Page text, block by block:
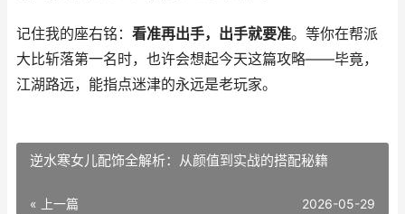
记住我的座右铭： 看准再出手，出手就要准。等你在帮派
大比斩落第一名时，也许会想起今天这篇攻略——毕竟，
江湖路远，能指点迷津的永远是老玩家。
逆水寒女儿配饰全解析：从颜值到实战的搭配秘籍
« 上一篇 2026-05-29